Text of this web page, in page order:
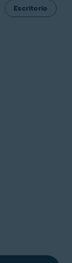
Escritorio